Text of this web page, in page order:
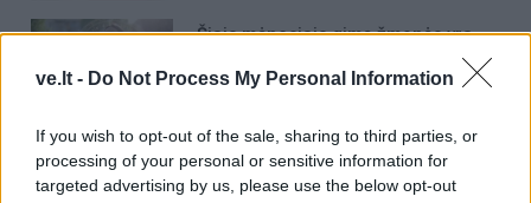
ve.lt - Do Not Process My Personal Information
If you wish to opt-out of the sale, sharing to third parties, or
processing of your personal or sensitive information for
targeted advertising by us, please use the below opt-out
Šiais mėnesiais gimę žmonės yra